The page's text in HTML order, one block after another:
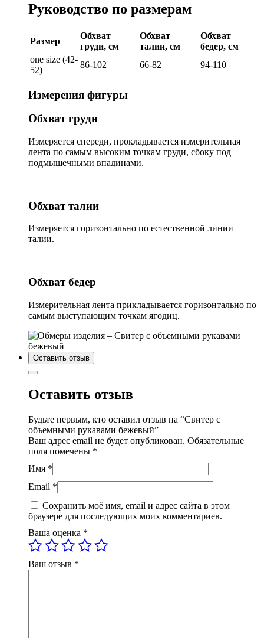
Руководство по размерам
Размер
Обхват
груди, см
Обхват
талии, см
Обхват
бедер, см
one size (42-
52)
86-102 66-82 94-110
Измерения фигуры
Обхват груди
Измеряется спереди, прокладывается измерительная
лента по самым высоким точкам груди, сбоку под
подмышечными впадинами.
Обхват талии
Измеряется горизонтально по естественной линии
талии.
Обхват бедер
Измерительная лента прикладывается горизонтально по
самым выступающим точкам ягодиц.
Оставить отзыв
Оставить отзыв
Будьте первым, кто оставил отзыв на “Свитер с
объемными рукавами бежевый”
Ваш адрес email не будет опубликован. Обязательные
поля помечены *
Имя *
Email *
Сохранить моё имя, email и адрес сайта в этом
браузере для последующих моих комментариев.
Ваша оценка *
Ваш отзыв *